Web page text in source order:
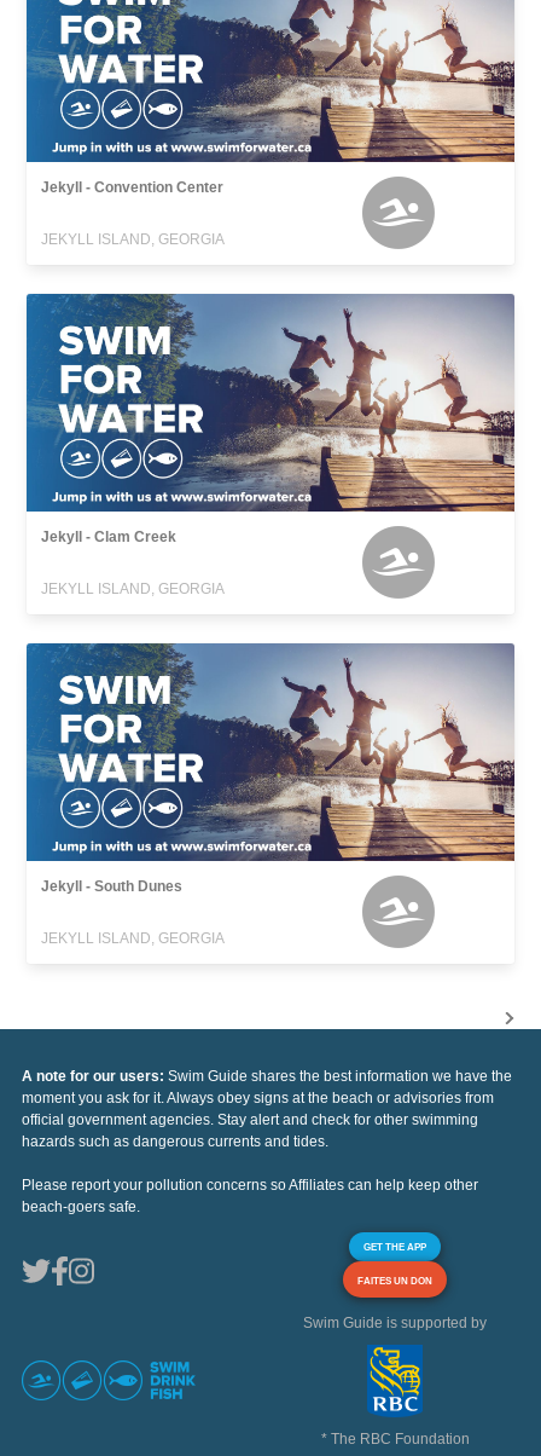
Jekyll - Convention Center
JEKYLL ISLAND, GEORGIA
Jekyll - Clam Creek
JEKYLL ISLAND, GEORGIA
Jekyll - South Dunes
JEKYLL ISLAND, GEORGIA
A note for our users: Swim Guide shares the best information we have the
moment you ask for it. Always obey signs at the beach or advisories from
official government agencies. Stay alert and check for other swimming
hazards such as dangerous currents and tides.
Please report your pollution concerns so Affiliates can help keep other
beach-goers safe.
GET THE APP
FAITES UN DON
Swim Guide is supported by
* The RBC Foundation